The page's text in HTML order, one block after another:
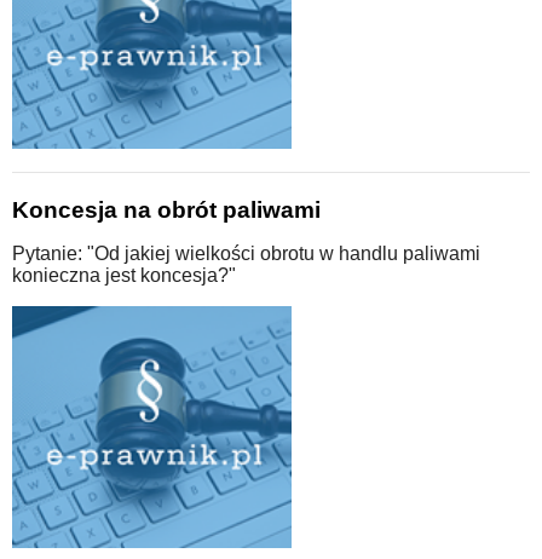
Koncesja na obrót paliwami
Pytanie: "Od jakiej wielkości obrotu w handlu paliwami
konieczna jest koncesja?"